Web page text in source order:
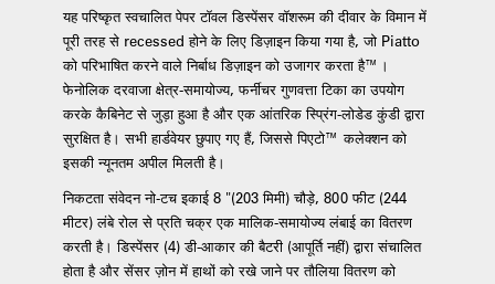
यह परिष्कृत स्वचालित पेपर टॉवल डिस्पेंसर वॉशरूम की दीवार के विमान में
पूरी तरह से recessed होने के लिए डिज़ाइन किया गया है, जो Piatto
को परिभाषित करने वाले निर्बाध डिज़ाइन को उजागर करता है™।
फेनोलिक दरवाजा क्षेत्र-समायोज्य, फर्नीचर गुणवत्ता टिका का उपयोग
करके कैबिनेट से जुड़ा हुआ है और एक आंतरिक स्प्रिंग-लोडेड कुंडी द्वारा
सुरक्षित है। सभी हार्डवेयर छुपाए गए हैं, जिससे पिएटो™ कलेक्शन को
इसकी न्यूनतम अपील मिलती है।
निकटता संवेदन नो-टच इकाई 8 "(203 मिमी) चौड़े, 800 फीट (244
मीटर) लंबे रोल से प्रति चक्र एक मालिक-समायोज्य लंबाई का वितरण
करती है। डिस्पेंसर (4) डी-आकार की बैटरी (आपूर्ति नहीं) द्वारा संचालित
होता है और सेंसर ज़ोन में हाथों को रखे जाने पर तौलिया वितरण को